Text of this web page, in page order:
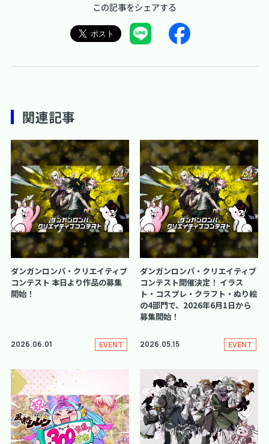
この記事をシェアする
関連記事
ダンガンロンパ・クリエイティブ
コンテスト 本日より作品の募集
開始！
2026.06.01 EVENT
ダンガンロンパ・クリエイティブ
コンテスト開催決定！ イラス
ト・コスプレ・クラフト・ぬり絵
の4部門で、2026年6月1日から
募集開始！
2026.05.15 EVENT